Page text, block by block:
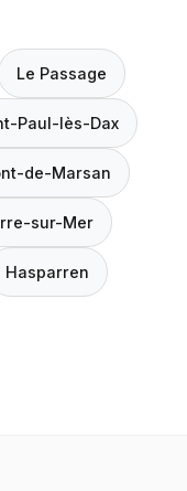
Le Passage
Paul-lès-Dax
de-Marsan
sur-Mer
Hasparren